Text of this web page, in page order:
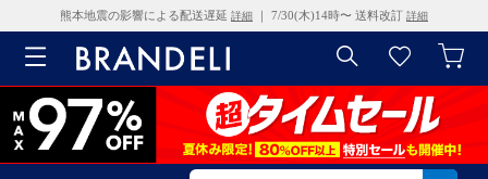
熊本地震の影響による配送遅延 詳細 ｜ 7/30(木)14時〜 送料改訂 詳細